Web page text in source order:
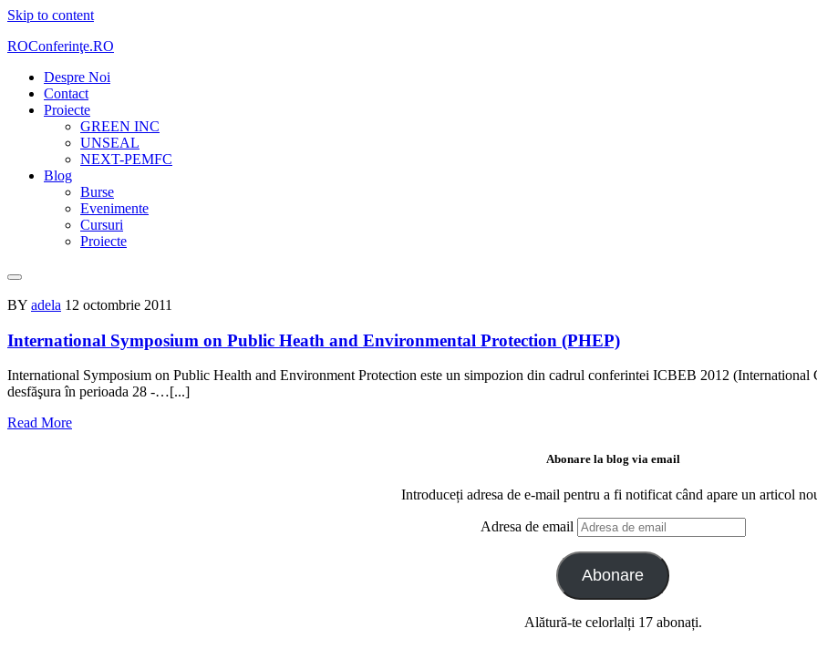
Skip to content
ROConferinţe.RO
Despre Noi
Contact
Proiecte
GREEN INC
UNSEAL
NEXT-PEMFC
Blog
Burse
Evenimente
Cursuri
Proiecte
BY adela 12 octombrie 2011
International Symposium on Public Heath and Environmental Protection (PHEP)
International Symposium on Public Health and Environment Protection este un simpozion din cadrul conferintei ICBEB 2012
desfăşura în perioada 28 -…[...]
Read More
Abonare la blog via email
Introduceți adresa de e-mail pentru a fi notificat când apare un articol
Adresa de email
Abonare
Alătură-te celorlalți 17 abonați.